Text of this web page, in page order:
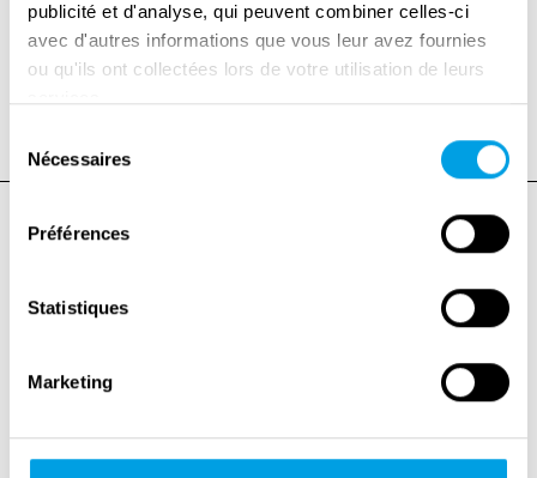
publicité et d'analyse, qui peuvent combiner celles-ci
avec d'autres informations que vous leur avez fournies
ou qu'ils ont collectées lors de votre utilisation de leurs
Nécessaires
Préférences
Statistiques
Marketing
surplombant la mer offre aux visiteurs une
halte. Il est adapté aux personnes à mobilité